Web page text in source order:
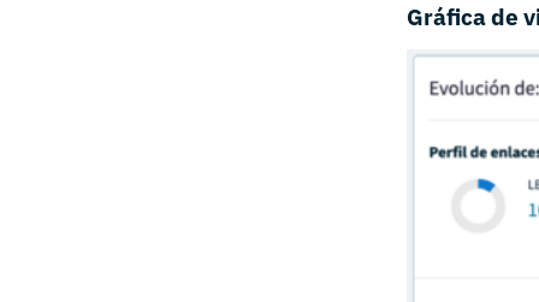
Gráfica de